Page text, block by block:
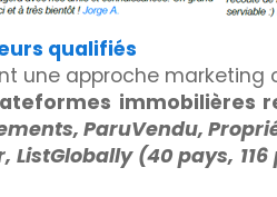
qualifiés
une approche marketing
immobilières
ParuVendu,
ListGlobally (40 pays,